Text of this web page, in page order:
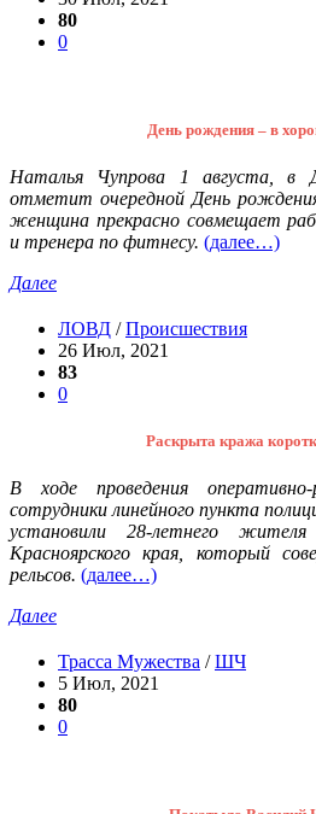
80
0
День рождения – в
Наталья Чупрова 1 августа, в
отметит очередной День
женщина прекрасно совмещает
и тренера по фитнесу. (далее…)
Далее
ЛОВД /Происшествия
26 Июл, 2021
83
0
Раскрыта кража
В ходе проведения оперативно-
сотрудники линейного пункта
установили 28-летнего жителя
Красноярского края, который
рельсов. (далее…)
Далее
Трасса Мужества /ШЧ
5 Июл, 2021
80
0